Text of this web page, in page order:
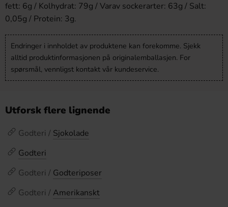
fett: 6g / Kolhydrat: 79g / Varav sockerarter: 63g / Salt:
0,05g / Protein: 3g.
Endringer i innholdet av produktene kan forekomme. Sjekk
alltid produktinformasjonen på originalemballasjen. For
spørsmål, vennligst kontakt vår kundeservice.
Utforsk flere lignende
Godteri / Sjokolade
Godteri
Godteri / Godteriposer
Godteri / Amerikanskt